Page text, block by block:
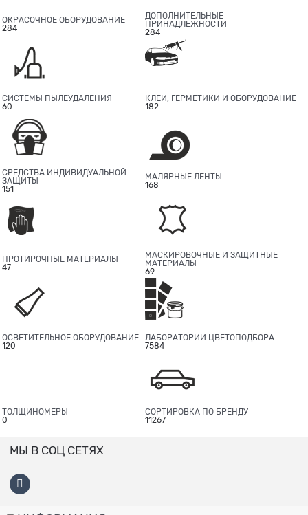
ОКРАСОЧНОЕ ОБОРУДОВАНИЕ
284
ДОПОЛНИТЕЛЬНЫЕ
ПРИНАДЛЕЖНОСТИ
284
СИСТЕМЫ ПЫЛЕУДАЛЕНИЯ
60
КЛЕИ, ГЕРМЕТИКИ И ОБОРУДОВАНИЕ
182
СРЕДСТВА ИНДИВИДУАЛЬНОЙ
ЗАЩИТЫ
151
МАЛЯРНЫЕ ЛЕНТЫ
168
ПРОТИРОЧНЫЕ МАТЕРИАЛЫ
47
МАСКИРОВОЧНЫЕ И ЗАЩИТНЫЕ
МАТЕРИАЛЫ
69
ОСВЕТИТЕЛЬНОЕ ОБОРУДОВАНИЕ
120
ЛАБОРАТОРИИ ЦВЕТОПОДБОРА
7584
ТОЛЩИНОМЕРЫ
0
СОРТИРОВКА ПО БРЕНДУ
11267
МЫ В СОЦ СЕТЯХ